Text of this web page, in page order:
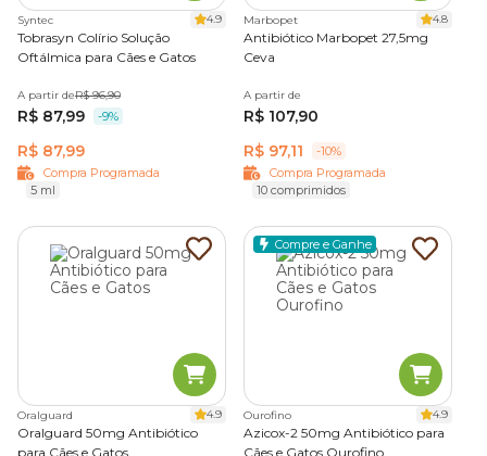
Syntec 4.9
Tobrasyn Colírio Solução
Oftálmica para Cães e Gatos
A partir deR$ 96,90
R$ 87,99 -9%
R$ 87,99
Compra Programada
5 ml
Marbopet 4.8
Antibiótico Marbopet 27,5mg
Ceva
A partir de
R$ 107,90
R$ 97,11
-10%
Compra Programada
10 comprimidos
Oralguard 4.9
Oralguard 50mg Antibiótico
para Cães e Gatos
Compre e Ganhe
Ourofino 4.9
Azicox-2 50mg Antibiótico para
Cães e Gatos Ourofino